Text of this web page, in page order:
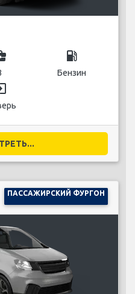
local_gas_station
Бензин
ПАССАЖИРСКИЙ ФУРГОН